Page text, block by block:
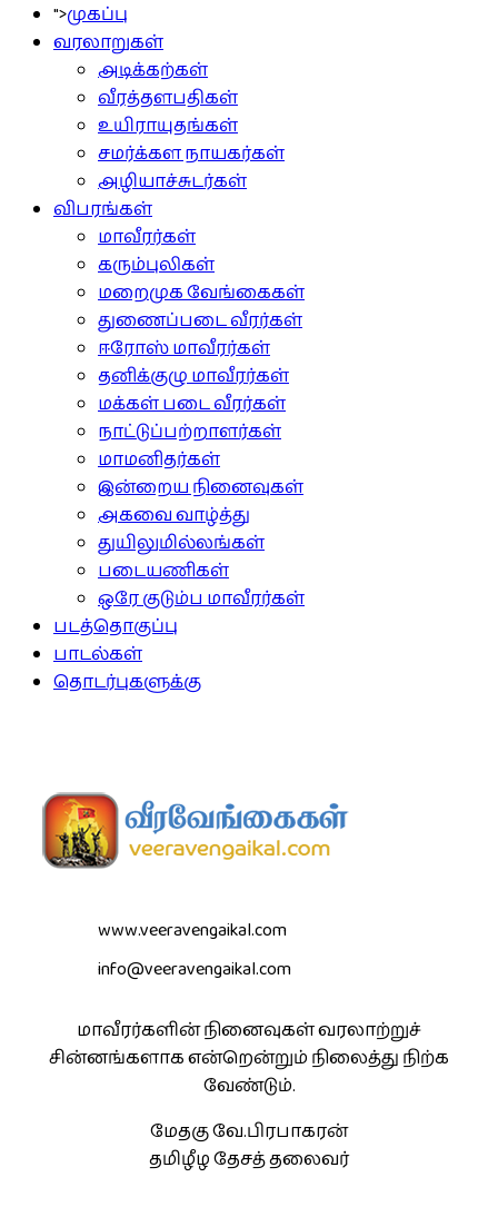
">முகப்பு
வரலாறுகள்
அடிக்கற்கள்
வீரத்தளபதிகள்
உயிராயுதங்கள்
சமர்க்கள நாயகர்கள்
அழியாச்சுடர்கள்
விபரங்கள்
மாவீரர்கள்
கரும்புலிகள்
மறைமுக வேங்கைகள்
துணைப்படை வீரர்கள்
ஈரோஸ் மாவீரர்கள்
தனிக்குழு மாவீரர்கள்
மக்கள் படை வீரர்கள்
நாட்டுப்பற்றாளர்கள்
மாமனிதர்கள்
இன்றைய நினைவுகள்
அகவை வாழ்த்து
துயிலுமில்லங்கள்
படையணிகள்
ஒரே குடும்ப மாவீரர்கள்
படத்தொகுப்பு
பாடல்கள்
தொடர்புகளுக்கு
www.veeravengaikal.com
info@veeravengaikal.com
மாவீரர்களின் நினைவுகள் வரலாற்றுச்
சின்னங்களாக என்றென்றும் நிலைத்து நிற்க
வேண்டும்.
மேதகு வே.பிரபாகரன்
தமிழீழ தேசத் தலைவர்